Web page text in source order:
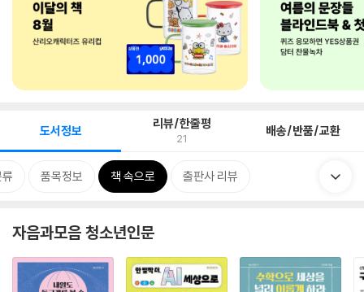
도서정보 리뷰/한줄평
21 배송/반품/교환
품목정보 책 속으로 출판사 리뷰
자음과모음 청소년인문